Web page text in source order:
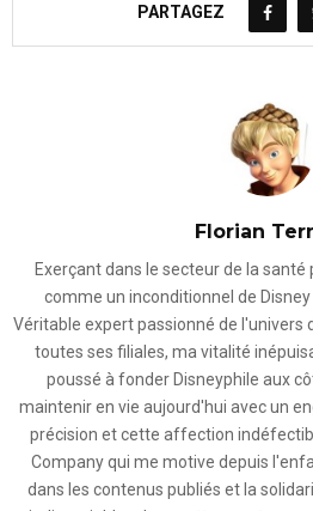
PARTAGEZ
Florian
Exerçant dans le secteur de la
comme un inconditionnel de
Véritable expert passionné de l'univers
toutes ses filiales, ma vitalité
poussé à fonder Disneyphile aux
maintenir en vie aujourd'hui avec un
précision et cette affection
Company qui me motive depuis
dans les contenus publiés et la